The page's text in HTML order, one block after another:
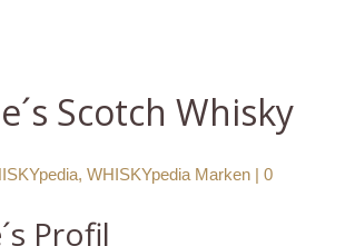
Scotch Whisky
, WHISKYpedia Marken | 0
Profil